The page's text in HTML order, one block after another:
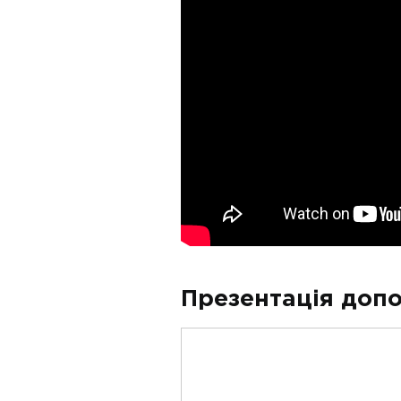
Презентація